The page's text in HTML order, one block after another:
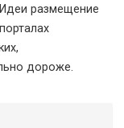
размещение
дороже.